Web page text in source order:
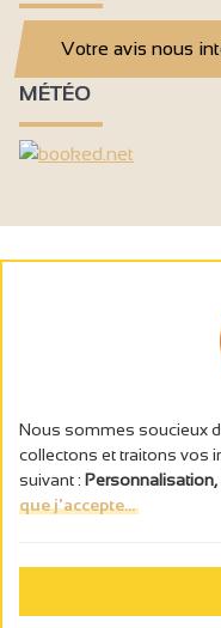
Votre avis nous
MÉTÉO
L’abus d’alcool est
Nous sommes soucieux
collectons et traitons vos
suivant :
que j'accepte...